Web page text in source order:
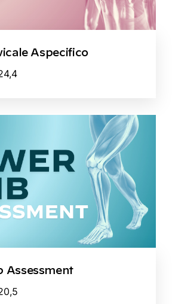
Aspecifico
Assessment